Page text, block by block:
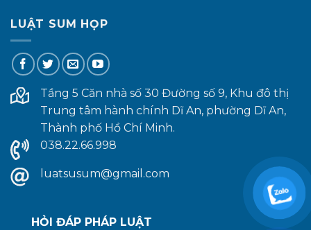
LUẬT SUM HỌP
Tầng 5 Căn nhà số 30 Đường số 9, Khu đô thị
Trung tâm hành chính Dĩ An, phường Dĩ An,
Thành phố Hồ Chí Minh.
038.22.66.998
luatsusum@gmail.com
HỎI ĐÁP PHÁP LUẬT